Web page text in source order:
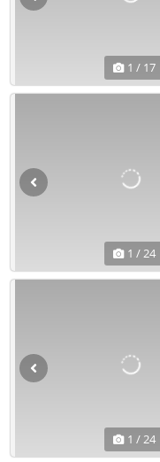
1 / 17
1 / 24
1 / 24